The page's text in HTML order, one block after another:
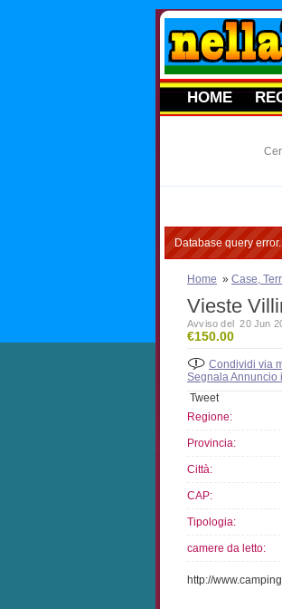
HOME
Database query error.
Home » Case,
Vieste
Avviso del 20 Jun
€150.00
Condividi via
Segnala Annuncio
Tweet
Regione:
Provincia:
Città:
CAP:
Tipologia:
camere da letto:
http://